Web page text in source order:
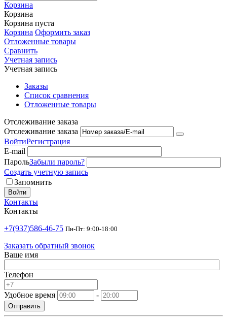
Корзина
Корзина
Корзина пуста
Корзина Оформить заказ
Отложенные товары
Сравнить
Учетная запись
Учетная запись
Заказы
Список сравнения
Отложенные товары
Отслеживание заказа
Отслеживание заказа
ВойтиРегистрация
E-mail
ПарольЗабыли пароль?
Создать учетную запись
Запомнить
Войти
Контакты
Контакты
+7(937)586-46-75 Пн-Пт: 9:00-18:00
Заказать обратный звонок
Ваше имя
Телефон
Удобное время -
Отправить